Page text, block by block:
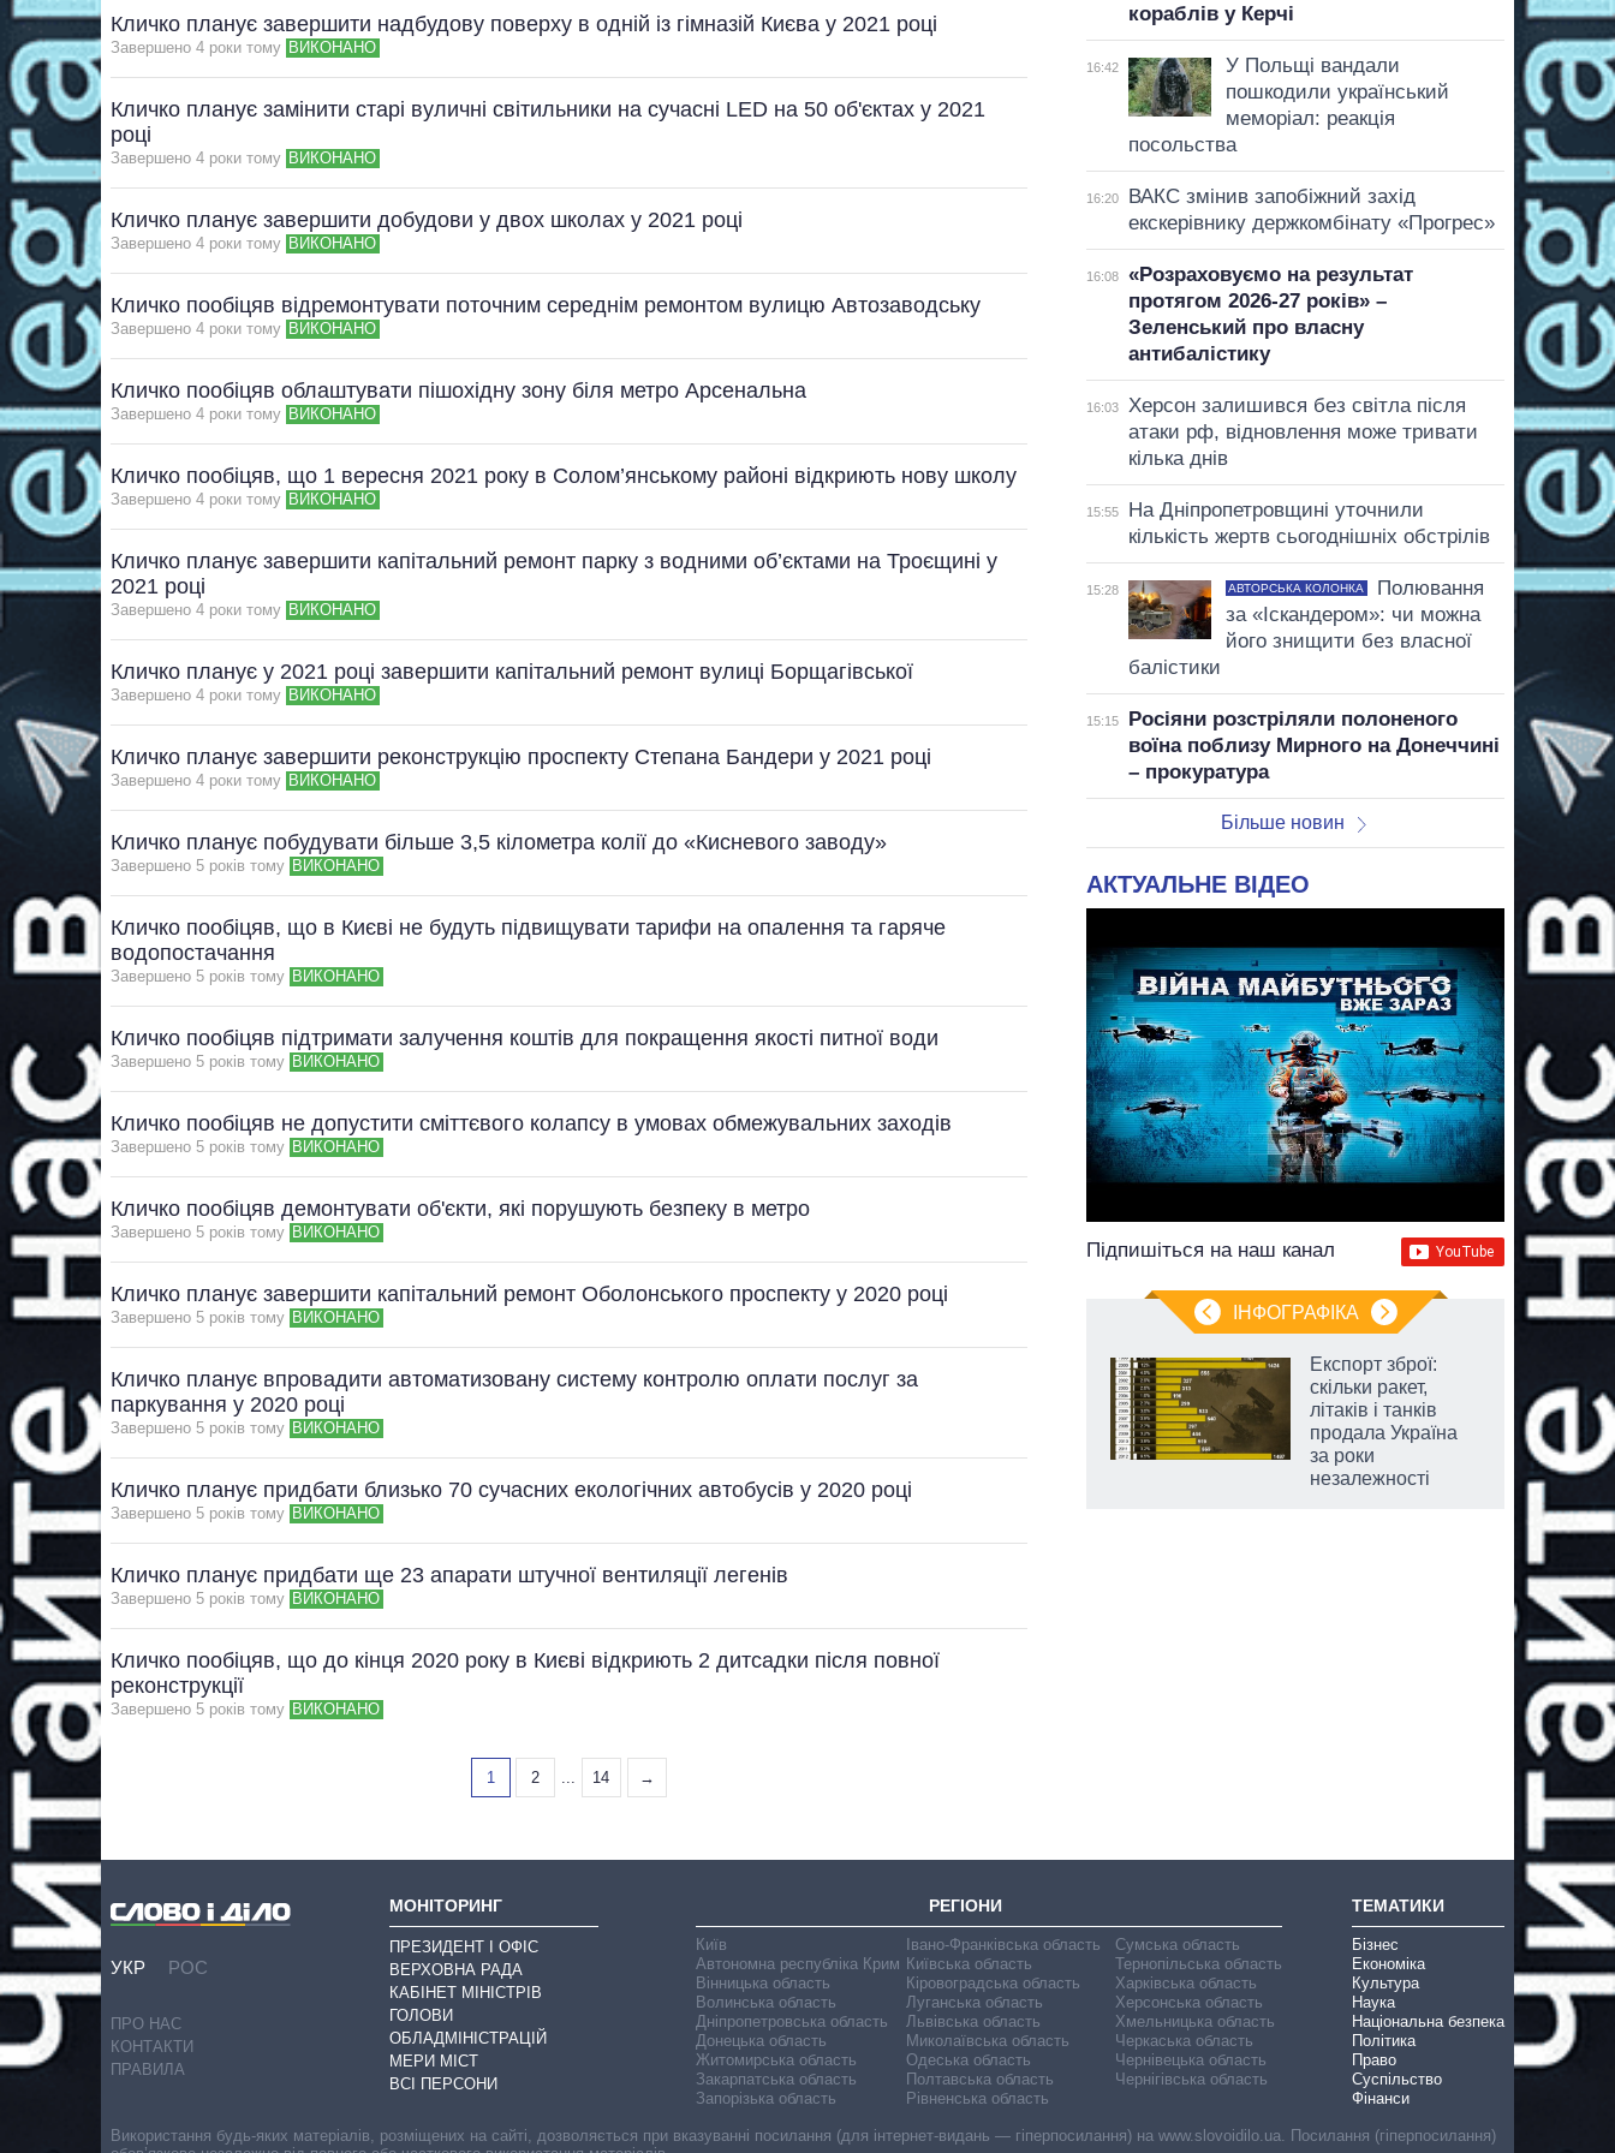
Кличко планує завершити надбудову поверху в одній із гімназій Києва у 2021 році
Завершено 4 роки тому ВИКОНАНО
Кличко планує замінити старі вуличні світильники на сучасні LED на 50 об'єктах у 2021
році
Завершено 4 роки тому ВИКОНАНО
Кличко планує завершити добудови у двох школах у 2021 році
Завершено 4 роки тому ВИКОНАНО
Кличко пообіцяв відремонтувати поточним середнім ремонтом вулицю Автозаводську
Завершено 4 роки тому ВИКОНАНО
Кличко пообіцяв облаштувати пішохідну зону біля метро Арсенальна
Завершено 4 роки тому ВИКОНАНО
Кличко пообіцяв, що 1 вересня 2021 року в Солом’янському районі відкриють нову школу
Завершено 4 роки тому ВИКОНАНО
Кличко планує завершити капітальний ремонт парку з водними об’єктами на Троєщині у
2021 році
Завершено 4 роки тому ВИКОНАНО
Кличко планує у 2021 році завершити капітальний ремонт вулиці Борщагівської
Завершено 4 роки тому ВИКОНАНО
Кличко планує завершити реконструкцію проспекту Степана Бандери у 2021 році
Завершено 4 роки тому ВИКОНАНО
Кличко планує побудувати більше 3,5 кілометра колії до «Кисневого заводу»
Завершено 5 рокiв тому ВИКОНАНО
Кличко пообіцяв, що в Києві не будуть підвищувати тарифи на опалення та гаряче
водопостачання
Завершено 5 рокiв тому ВИКОНАНО
Кличко пообіцяв підтримати залучення коштів для покращення якості питної води
Завершено 5 рокiв тому ВИКОНАНО
Кличко пообіцяв не допустити сміттєвого колапсу в умовах обмежувальних заходів
Завершено 5 рокiв тому ВИКОНАНО
Кличко пообіцяв демонтувати об'єкти, які порушують безпеку в метро
Завершено 5 рокiв тому ВИКОНАНО
Кличко планує завершити капітальний ремонт Оболонського проспекту у 2020 році
Завершено 5 рокiв тому ВИКОНАНО
Кличко планує впровадити автоматизовану систему контролю оплати послуг за
паркування у 2020 році
Завершено 5 рокiв тому ВИКОНАНО
Кличко планує придбати близько 70 сучасних екологічних автобусів у 2020 році
Завершено 5 рокiв тому ВИКОНАНО
Кличко планує придбати ще 23 апарати штучної вентиляції легенів
Завершено 5 рокiв тому ВИКОНАНО
Кличко пообіцяв, що до кінця 2020 року в Києві відкриють 2 дитсадки після повної
реконструкції
Завершено 5 рокiв тому ВИКОНАНО
1 2 ... 14 →
кораблів у Керчі
16:42
У Польщі вандали
пошкодили український
меморіал: реакція
посольства
16:20
ВАКС змінив запобіжний захід
екскерівнику держкомбінату «Прогрес»
16:08
«Розраховуємо на результат
протягом 2026-27 років» –
Зеленський про власну
антибалістику
16:03
Херсон залишився без світла після
атаки рф, відновлення може тривати
кілька днів
15:55
На Дніпропетровщині уточнили
кількість жертв сьогоднішніх обстрілів
15:28 АВТОРСЬКА КОЛОНКА
Полювання
за «Іскандером»: чи можна
його знищити без власної
балістики
15:15
Росіяни розстріляли полоненого
воїна поблизу Мирного на Донеччині
– прокуратура
Більше новин
АКТУАЛЬНЕ ВІДЕО
Підпишіться на наш канал
ІНФОГРАФІКА
на холодну воду у
Експорт зброї:
скільки ракет,
літаків і танків
продала Україна
за роки
незалежності
УКР РОС
ПРО НАС
КОНТАКТИ
ПРАВИЛА
МОНІТОРИНГ
ПРЕЗИДЕНТ І ОФІС
ВЕРХОВНА РАДА
КАБІНЕТ МІНІСТРІВ
ГОЛОВИ
ОБЛАДМІНІСТРАЦІЙ
МЕРИ МІСТ
ВСІ ПЕРСОНИ
РЕГІОНИ
Київ
Автономна республіка Крим
Вінницька область
Волинська область
Дніпропетровська область
Донецька область
Житомирська область
Закарпатська область
Запорізька область
Івано-Франківська область
Київська область
Кіровоградська область
Луганська область
Львівська область
Миколаївська область
Одеська область
Полтавська область
Рівненська область
Сумська область
Тернопільська область
Харківська область
Херсонська область
Хмельницька область
Черкаська область
Чернівецька область
Чернігівська область
ТЕМАТИКИ
Бізнес
Економіка
Культура
Наука
Національна безпека
Політика
Право
Суспільство
Фінанси
Використання будь-яких матеріалів, розміщених на сайті, дозволяється при вказуванні посилання (для інтернет-видань — гіперпосилання) на www.slovoidilo.ua. Посилання (гіперпосилання)